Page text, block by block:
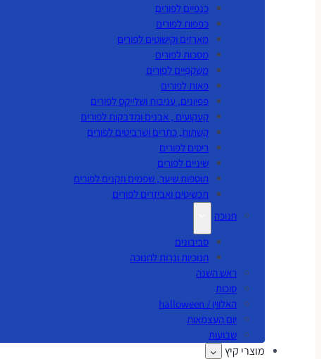
כנפיים לפורים
כפפות לפורים
מארזים וקישוטים לפורים
מסכות לפורים
משקפיים לפורים
פאות לפורים
פפיונים, עניבות ושלייקס לפורים
קעקועים , אבנים ומדבקות לפורים
קשתות, כתרים ושרביטים לפורים
ריסים לפורים
שיניים לפורים
תוספות שיער, שפמים וזקנים לפורים
תכשיטים ואביזרים לפורים
חנוכה
סביבונים
חנוכיות ונרות לחנוכה
ראש השנה
סוכות
האלווין / halloween
יום העצמאות
שבועות
מוצרי קיץ